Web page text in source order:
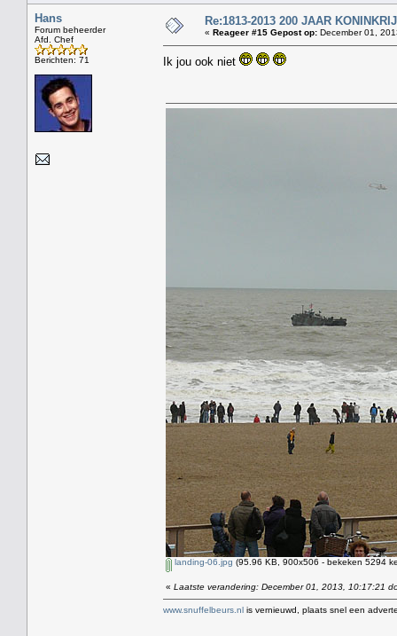
Hans
Forum beheerder
Afd. Chef
Berichten: 71
Re:1813-2013 200 JAAR
« Reageer #15 Gepost op: December 01,
Ik jou ook niet
landing-06.jpg (95.96 KB, 900x506 - bekeken 5294
« Laatste verandering: December 01, 2013, 10:17:21
www.snuffelbeurs.nl is vernieuwd, plaats snel een